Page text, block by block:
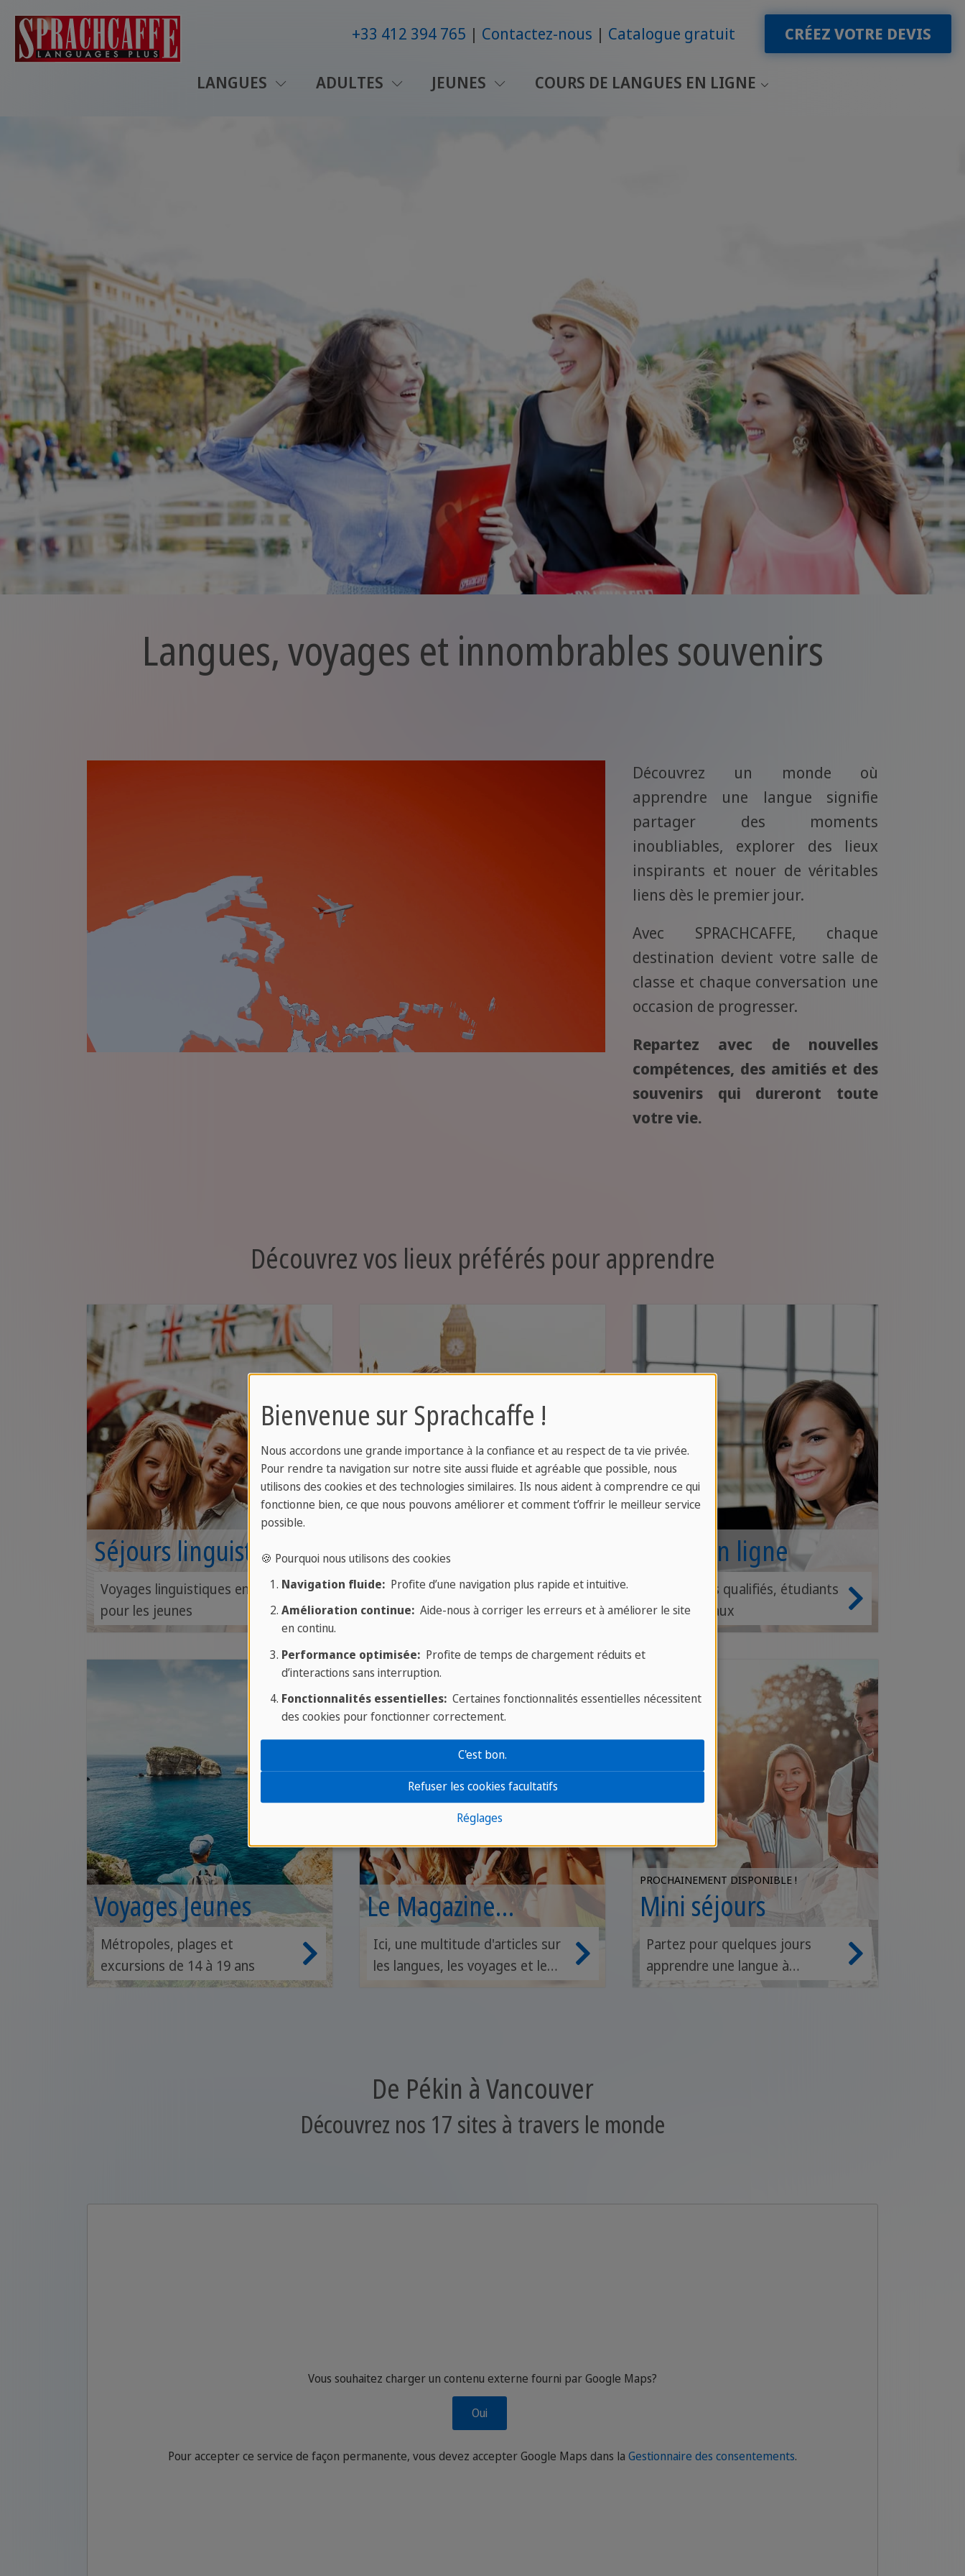
+33 412 394 765 Contactez-nous Catalogue gratuit CRÉEZ VOTRE DEVIS
LANGUES ADULTES JEUNES COURS DE LANGUES EN LIGNE
Langues, voyages et innombrables souvenirs
Découvrez un monde où
apprendre une langue signifie
partager des moments
inoubliables, explorer des lieux
inspirants et nouer de véritables
liens dès le premier jour.
Avec SPRACHCAFFE, chaque
destination devient votre salle de
classe et chaque conversation une
occasion de progresser.
Repartez avec de nouvelles
compétences, des amitiés et des
souvenirs qui dureront toute
votre vie.
Découvrez vos lieux préférés pour apprendre
Séjours linguistiques
jeunes
Voyages linguistiques encadrés
pour les jeunes
Séjours linguistiques
adultes
Voyages linguistiques pour
débutants et experts à partir
Cours en ligne
Professeurs qualifiés, étudiants
internationaux
Voyages Jeunes
Métropoles, plages et
excursions de 14 à 19 ans
Le Magazine
Sprachcaffe
Ici, une multitude d'articles sur
les langues, les voyages et le
tourisme
PROCHAINEMENT DISPONIBLE !
Mini séjours
Partez pour quelques jours
apprendre une langue à
l'étranger
De Pékin à Vancouver
Découvrez nos 17 sites à travers le monde
Vous souhaitez charger un contenu externe fourni parGoogle Maps?
Oui
Pour accepter ce service de façon permanente, vous devez accepterGoogle Maps dans la Gestionnaire des consentements.
Bienvenue sur Sprachcaffe !
Nous accordons une grande importance à la confiance et au respect de ta vie privée.
Pour rendre ta navigation sur notre site aussi fluide et agréable que possible, nous
utilisons des cookies et des technologies similaires. Ils nous aident à comprendre ce qui
fonctionne bien, ce que nous pouvons améliorer et comment t’offrir le meilleur service
possible.
🍪 Pourquoi nous utilisons des cookies
Navigation fluide:Profite d’une navigation plus rapide et intuitive.
Amélioration continue:Aide-nous à corriger les erreurs et à améliorer le site
en continu.
Performance optimisée:Profite de temps de chargement réduits et
d’interactions sans interruption.
Fonctionnalités essentielles:Certaines fonctionnalités essentielles nécessitent
des cookies pour fonctionner correctement.
Réglages
Refuser les cookies facultatifs
C'est bon.